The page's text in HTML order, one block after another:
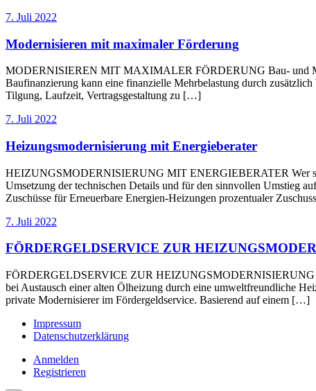
7. Juli 2022
Modernisieren mit maximaler Förderung
MODERNISIEREN MIT MAXIMALER FÖRDERUNG Bau- und
Baufinanzierung kann eine finanzielle Mehrbelastung durch
Tilgung, Laufzeit, Vertragsgestaltung zu […]
7. Juli 2022
Heizungsmodernisierung mit Energieberater
HEIZUNGSMODERNISIERUNG MIT ENERGIEBERATER Wer
Umsetzung der technischen Details und für den sinnvollen Umstieg
Zuschüsse für Erneuerbare Energien-Heizungen prozentualer
7. Juli 2022
FÖRDERGELDSERVICE ZUR
FÖRDERGELDSERVICE ZUR HEIZUNGSMODERNISIERUNG
bei Austausch einer alten Ölheizung durch eine umweltfreundliche
private Modernisierer im Fördergeldservice. Basierend auf einem […]
Impressum
Datenschutzerklärung
Anmelden
Registrieren